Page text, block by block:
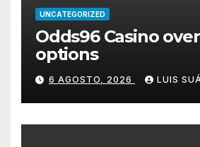
UNCATEGORIZED
Odds96 Casino
options
6 AGOSTO, 2026 LUIS